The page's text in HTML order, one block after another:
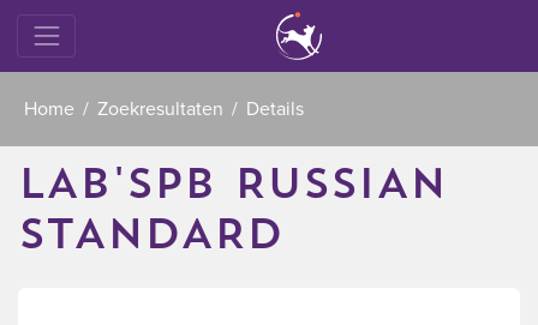
Home Zoekresultaten Details
LAB'SPB RUSSIAN
STANDARD